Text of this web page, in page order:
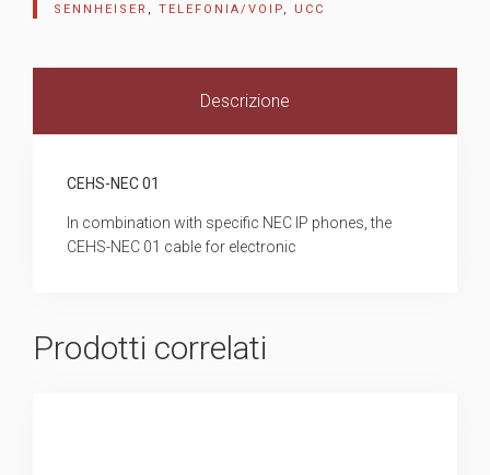
SENNHEISER , TELEFONIA/VOIP, UCC
Descrizione
CEHS-NEC 01
In combination with specific NEC IP phones, the
CEHS-NEC 01 cable for electronic
Prodotti correlati